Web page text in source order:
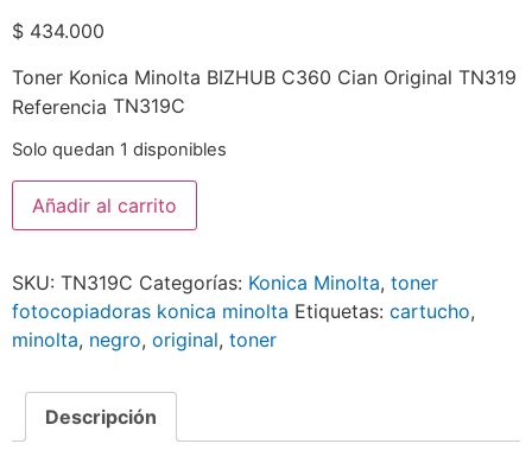
$ 434.000
Toner Konica Minolta BIZHUB C360 Cian Original TN319
Referencia TN319C
Solo quedan 1 disponibles
Añadir al carrito
SKU: TN319C Categorías: Konica Minolta, toner
fotocopiadoras konica minolta Etiquetas: cartucho,
minolta, negro, original, toner
Descripción